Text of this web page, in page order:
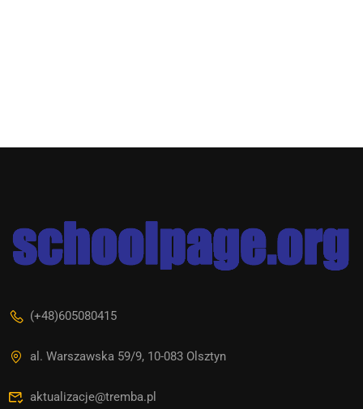
(+48)605080415
al. Warszawska 59/9, 10-083 Olsztyn
aktualizacje@tremba.pl